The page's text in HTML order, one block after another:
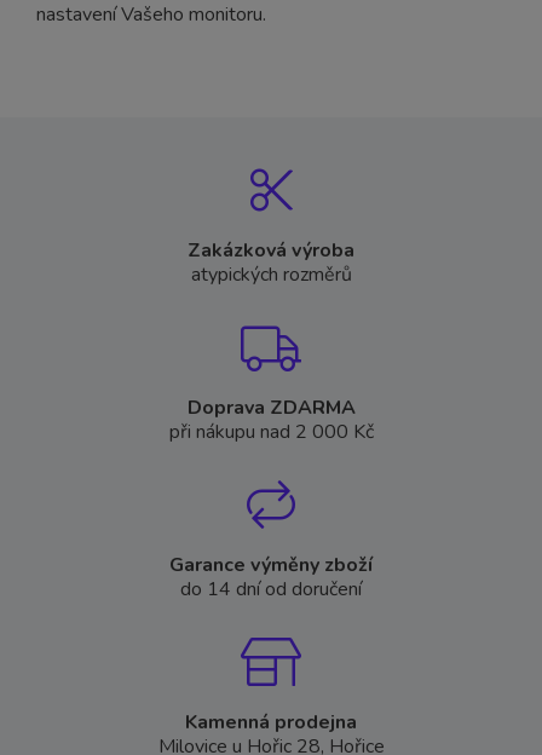
nastavení Vašeho monitoru.
Zakázková výroba
atypických rozměrů
Doprava ZDARMA
při nákupu nad 2 000 Kč
Garance výměny zboží
do 14 dní od doručení
Kamenná prodejna
Milovice u Hořic 28, Hořice